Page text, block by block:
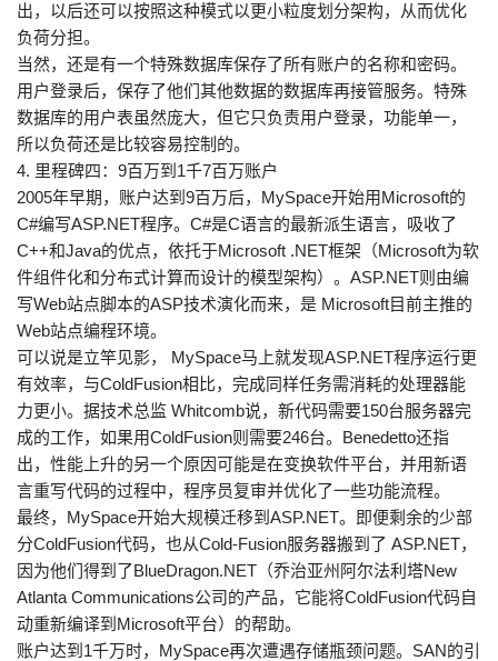
出，以后还可以按照这种模式以更小粒度划分架构，从而优化
负荷分担。
当然，还是有一个特殊数据库保存了所有账户的名称和密码。
用户登录后，保存了他们其他数据的数据库再接管服务。特殊
数据库的用户表虽然庞大，但它只负责用户登录，功能单一，
所以负荷还是比较容易控制的。
4. 里程碑四：9百万到1千7百万账户
2005年早期，账户达到9百万后，MySpace开始用Microsoft的
C#编写ASP.NET程序。C#是C语言的最新派生语言，吸收了
C++和Java的优点，依托于Microsoft .NET框架（Microsoft为软
件组件化和分布式计算而设计的模型架构）。ASP.NET则由编
写Web站点脚本的ASP技术演化而来，是 Microsoft目前主推的
Web站点编程环境。
可以说是立竿见影， MySpace马上就发现ASP.NET程序运行更
有效率，与ColdFusion相比，完成同样任务需消耗的处理器能
力更小。据技术总监 Whitcomb说，新代码需要150台服务器完
成的工作，如果用ColdFusion则需要246台。Benedetto还指
出，性能上升的另一个原因可能是在变换软件平台，并用新语
言重写代码的过程中，程序员复审并优化了一些功能流程。
最终，MySpace开始大规模迁移到ASP.NET。即便剩余的少部
分ColdFusion代码，也从Cold-Fusion服务器搬到了 ASP.NET，
因为他们得到了BlueDragon.NET（乔治亚州阿尔法利塔New
Atlanta Communications公司的产品，它能将ColdFusion代码自
动重新编译到Microsoft平台）的帮助。
账户达到1千万时，MySpace再次遭遇存储瓶颈问题。SAN的引